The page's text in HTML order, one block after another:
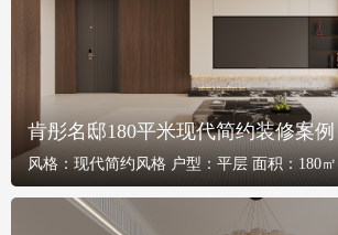
肯彤名邸180平米现代简约装修案例
风格： 现代简约风格 户型：平层 面积：180㎡